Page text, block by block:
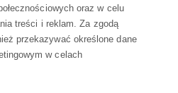
oraz w celu
treści i reklam. Za zgodą
przekazywać określone dane
w celach